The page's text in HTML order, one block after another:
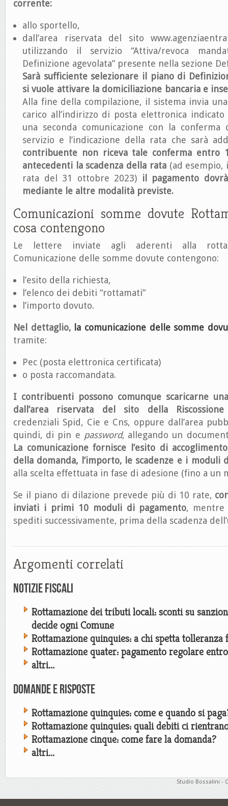
corrente:
allo sportello,
dall’area riservata del sito
utilizzando il servizio “Attiva/revoca
Definizione agevolata” presente nella sezione
Sarà sufficiente selezionare il piano di
si vuole attivare la domiciliazione bancaria e
Alla fine della compilazione, il sistema invia
carico all’indirizzo di posta elettronica indicato
una seconda comunicazione con la conferma
servizio e l’indicazione della rata che sarà
contribuente non riceva tale conferma entro
antecedenti la scadenza della rata (ad
rata del 31 ottobre 2023) il pagamento
mediante le altre modalità previste.
Comunicazioni somme dovute
cosa contengono
Le lettere inviate agli aderenti alla
Comunicazione delle somme dovute contengono:
l’esito della richiesta,
l’elenco dei debiti “rottamati”
l’importo dovuto.
Nel dettaglio, la comunicazione delle somme
tramite:
Pec (posta elettronica certificata)
o posta raccomandata.
I contribuenti possono comunque scaricarne
dall’area riservata del sito della
credenziali Spid, Cie e Cns, oppure dall’area
quindi, di pin e password, allegando un
La comunicazione fornisce l’esito di
della domanda, l’importo, le scadenze e i moduli
alla scelta effettuata in fase di adesione (fino a un
Se il piano di dilazione prevede più di 10 rate,
inviati i primi 10 moduli di pagamento, mentre
spediti successivamente, prima della scadenza
Argomenti correlati
Notizie Fiscali
Rottamazione dei tributi locali: sconti su
decide ogni Comune
Rottamazione quinquies: a chi spetta tolleranza
Rottamazione quater: pagamento regolare
altri...
Domande e risposte
Rottamazione quinquies: come e quando si
Rottamazione quinquies: quali debiti ci
Rottamazione cinque: come fare la domanda?
altri...
Studio Bossalini -